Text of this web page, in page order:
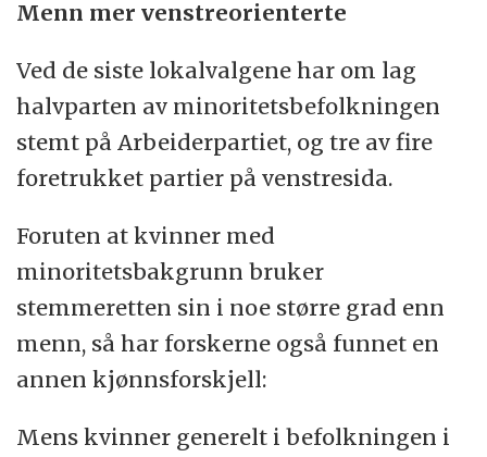
Menn mer venstreorienterte
Ved de siste lokalvalgene har om lag
halvparten av minoritetsbefolkningen
stemt på Arbeiderpartiet, og tre av fire
foretrukket partier på venstresida.
Foruten at kvinner med
minoritetsbakgrunn bruker
stemmeretten sin i noe større grad enn
menn, så har forskerne også funnet en
annen kjønnsforskjell:
Mens kvinner generelt i befolkningen i